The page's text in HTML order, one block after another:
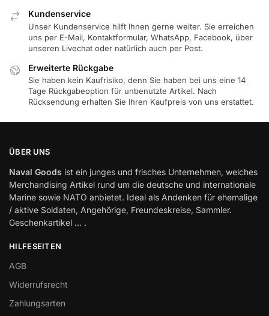
Kundenservice
Unser Kundenservice hilft Ihnen gerne weiter. Sie erreichen
uns per E-Mail, Kontaktformular, WhatsApp, Facebook, über
unseren Livechat oder natürlich auch per Post.
Erweiterte Rückgabe
Sie haben kein Kaufrisiko, denn Sie haben bei uns eine 14
Tage Rückgabeoption für unbenutzte Artikel. Nach
Rücksendung erhalten Sie Ihren Kaufpreis von uns erstattet.
ÜBER UNS
Naval Goods ist ein junges und frisches Unternehmen, welches
Merchandising Artikel rund um die deutsche und internationale
Marine sowie NATO anbietet. Ideal als Andenken für ehemalige
/ aktive Soldaten, Angehörige, Freundeskreise, Sammler.
Geschenkartikel … .
HILFESEITEN
AGB
Widerrufsrecht
Zahlungsarten